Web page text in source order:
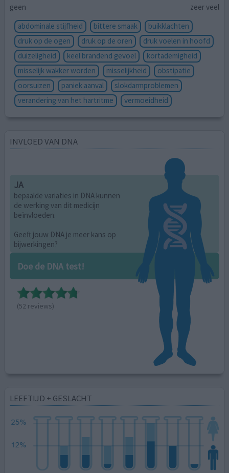
geen
zeer veel
abdominale stijfheid
bittere smaak
buikklachten
druk op de ogen
druk op de oren
druk voelen in hoofd
duizeligheid
keel brandend gevoel
kortademigheid
misselijk wakker worden
misselijkheid
obstipatie
oorsuizen
paniek aanval
slokdarmproblemen
verandering van het hartritme
vermoeidheid
INVLOED VAN DNA
JA
bepaalde variaties in DNA kunnen
de werking van dit medicijn
beïnvloeden.
Geeft jouw DNA je meer kans op
bijwerkingen?
Doe de DNA test!
(52 reviews)
LEEFTIJD + GESLACHT